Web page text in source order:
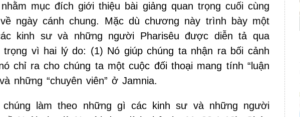
mục đích giới thiệu bài giảng quan trọng cuối cùng
ngày cánh chung. Mặc dù chương này trình bày một
kinh sư và những người Pharisêu được diễn tả qua
trọng vì hai lý do: (1) Nó giúp chúng ta nhận ra bối cảnh
chỉ ra cho chúng ta một cuộc đối thoại mang tính “luận
những “chuyên viên” ở Jamnia.
làm theo những gì các kinh sư và những người